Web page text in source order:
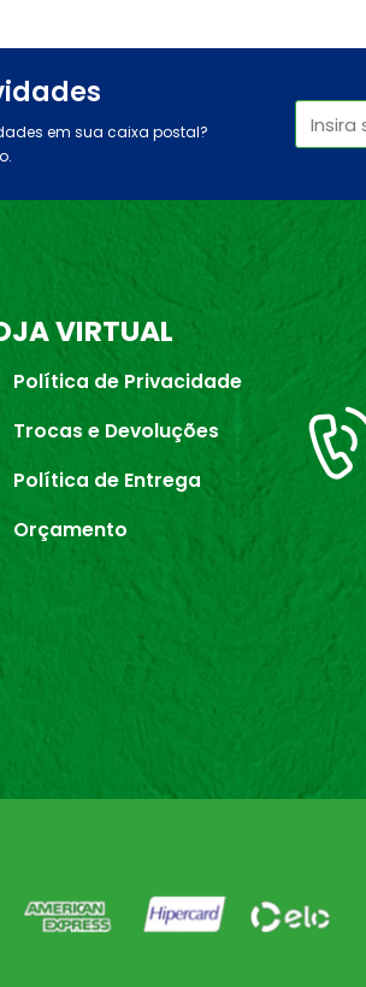
em sua caixa postal?
VIRTUAL
Política de Privacidade
Trocas e Devoluções
Política de Entrega
Orçamento